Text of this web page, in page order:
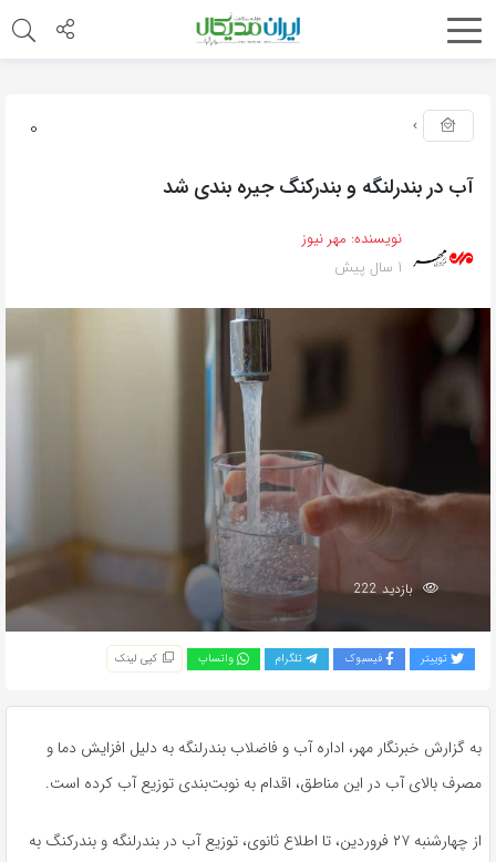
0
آب در بندرلنگه و بندرکنگ جیره بندی شد
نویسنده: مهر نیوز
1 سال پیش
بازدید 222
توییتر فیسبوک تلگرام واتساپ کپی لینک
به گزارش خبرنگار مهر، اداره آب و فاضلاب بندرلنگه به دلیل افزایش دما و
مصرف بالای آب در این مناطق، اقدام به نوبت‌بندی توزیع آب کرده است.
از چهارشنبه ۲۷ فروردین، تا اطلاع ثانوی، توزیع آب در بندرلنگه و بندرکنگ به